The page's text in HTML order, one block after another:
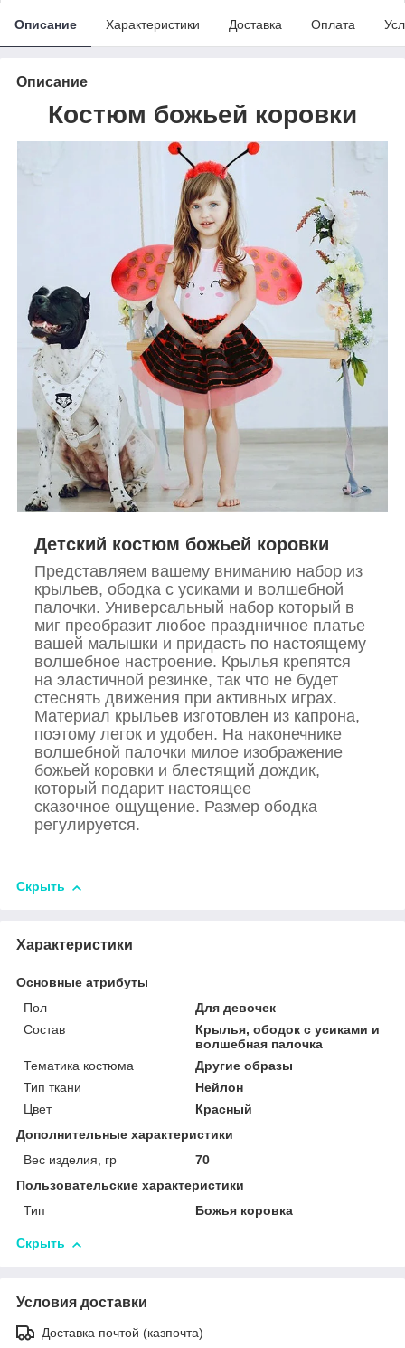
Описание Характеристики Доставка Оплата
Описание
Костюм божьей коровки
Детский костюм божьей коровки
Представляем вашему вниманию набор из
крыльев, ободка с усиками и волшебной
палочки. Универсальный набор который в
миг преобразит любое праздничное платье
вашей малышки и придасть по настоящему
волшебное настроение. Крылья крепятся
на эластичной резинке, так что не будет
стеснять движения при активных играх.
Материал крыльев изготовлен из капрона,
поэтому легок и удобен. На наконечнике
волшебной палочки милое изображение
божьей коровки и блестящий дождик,
который подарит настоящее
сказочное ощущение. Размер ободка
регулируется.
Скрыть
Характеристики
Основные атрибуты
Пол
Для девочек
Состав
Крылья, ободок с усиками и
волшебная палочка
Тематика костюма
Другие образы
Тип ткани
Нейлон
Цвет
Красный
Дополнительные характеристики
Вес изделия, гр
70
Пользовательские характеристики
Тип
Божья коровка
Скрыть
Условия доставки
Доставка почтой (казпочта)